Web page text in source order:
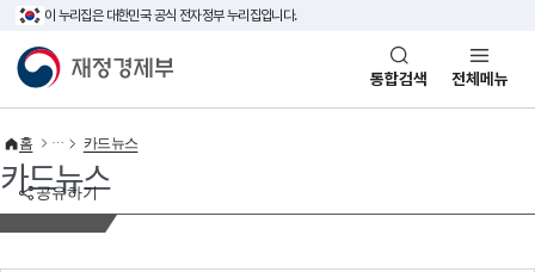
이 누리집은 대한민국 공식 전자정부 누리집입니다.
재정경제부(www.mofe.go.kr)통합검색 전체메뉴
공유하기
홈 카드뉴스
카드뉴스